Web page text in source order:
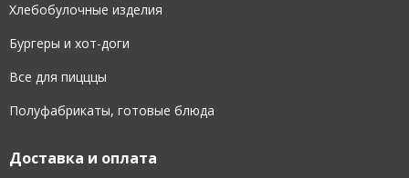
Хлебобулочные изделия
Бургеры и хот-доги
Все для пицццы
Полуфабрикаты, готовые блюда
Доставка и оплата